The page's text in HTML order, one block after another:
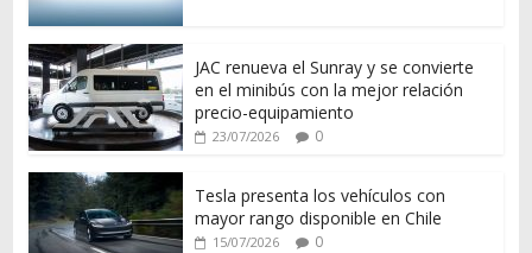
JAC renueva el Sunray y se convierte
en el minibús con la mejor relación
precio-equipamiento
23/07/2026 0
Tesla presenta los vehículos con
mayor rango disponible en Chile
15/07/2026 0